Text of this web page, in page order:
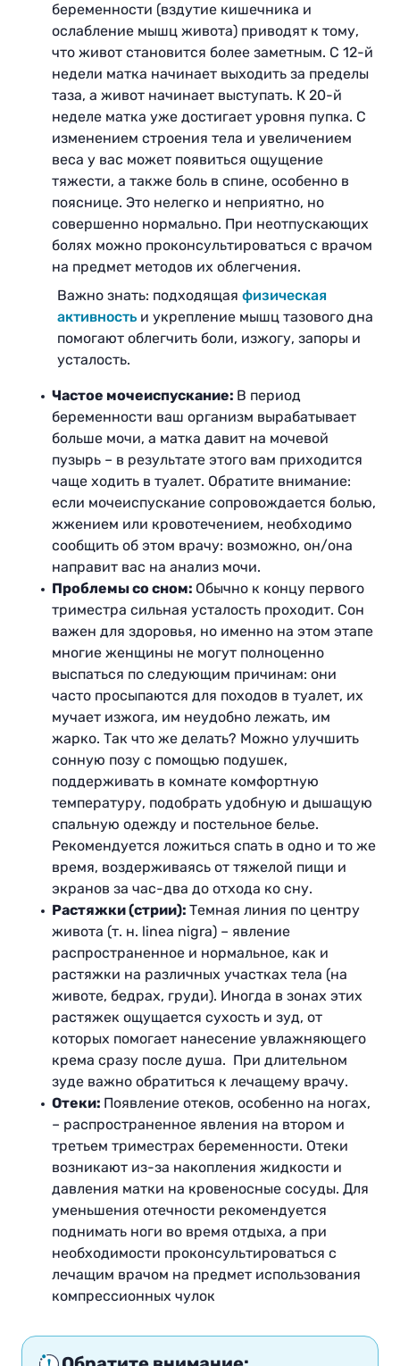
беременности (вздутие кишечника и
ослабление мышц живота) приводят к тому,
что живот становится более заметным. С 12-й
недели матка начинает выходить за пределы
таза, а живот начинает выступать. К 20-й
неделе матка уже достигает уровня пупка. С
изменением строения тела и увеличением
веса у вас может появиться ощущение
тяжести, а также боль в спине, особенно в
пояснице. Это нелегко и неприятно, но
совершенно нормально. При неотпускающих
болях можно проконсультироваться с врачом
на предмет методов их облегчения.
Важно знать: подходящая физическая
активность и укрепление мышц тазового дна
помогают облегчить боли, изжогу, запоры и
усталость.
Частое мочеиспускание: В период
беременности ваш организм вырабатывает
больше мочи, а матка давит на мочевой
пузырь – в результате этого вам приходится
чаще ходить в туалет. Обратите внимание:
если мочеиспускание сопровождается болью,
жжением или кровотечением, необходимо
сообщить об этом врачу: возможно, он/она
направит вас на анализ мочи.
Проблемы со сном: Обычно к концу первого
триместра сильная усталость проходит. Сон
важен для здоровья, но именно на этом этапе
многие женщины не могут полноценно
выспаться по следующим причинам: они
часто просыпаются для походов в туалет, их
мучает изжога, им неудобно лежать, им
жарко. Так что же делать? Можно улучшить
сонную позу с помощью подушек,
поддерживать в комнате комфортную
температуру, подобрать удобную и дышащую
спальную одежду и постельное белье.
Рекомендуется ложиться спать в одно и то же
время, воздерживаясь от тяжелой пищи и
экранов за час-два до отхода ко сну.
Растяжки (стрии): Темная линия по центру
живота (т. н. linea nigra) – явление
распространенное и нормальное, как и
растяжки на различных участках тела (на
животе, бедрах, груди). Иногда в зонах этих
растяжек ощущается сухость и зуд, от
которых помогает нанесение увлажняющего
крема сразу после душа. При длительном
зуде важно обратиться к лечащему врачу.
Отеки: Появление отеков, особенно на ногах,
– распространенное явления на втором и
третьем триместрах беременности. Отеки
возникают из-за накопления жидкости и
давления матки на кровеносные сосуды. Для
уменьшения отечности рекомендуется
поднимать ноги во время отдыха, а при
необходимости проконсультироваться с
лечащим врачом на предмет использования
компрессионных чулок